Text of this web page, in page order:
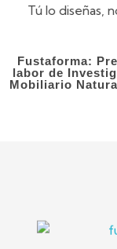
Tú lo diseñas,
Fustaforma:
labor de
Mobiliario